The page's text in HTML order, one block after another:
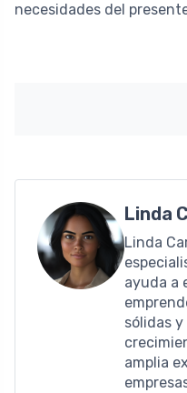
necesidades del
Linda
Linda
ayuda a
sólidas
amplia